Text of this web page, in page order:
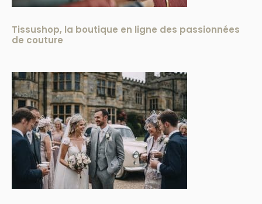
Tissushop, la boutique en ligne des passionnées
de couture